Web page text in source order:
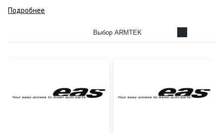
Подробнее
Выбор ARMTEK